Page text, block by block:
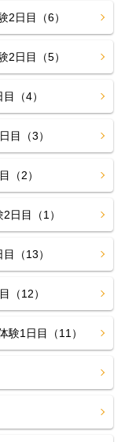
2日目（6）
2日目（5）
（4）
目（3）
（2）
日目（1）
（13）
（12）
験1日目（11）